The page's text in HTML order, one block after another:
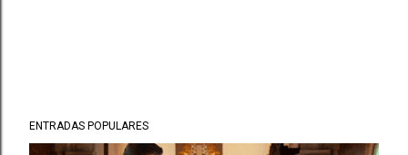
ENTRADAS POPULARES